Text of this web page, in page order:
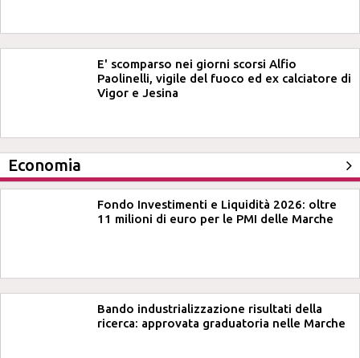
E' scomparso nei giorni scorsi Alfio
Paolinelli, vigile del fuoco ed ex calciatore di
Vigor e Jesina
Economia
Fondo Investimenti e Liquidità 2026: oltre
11 milioni di euro per le PMI delle Marche
Bando industrializzazione risultati della
ricerca: approvata graduatoria nelle Marche